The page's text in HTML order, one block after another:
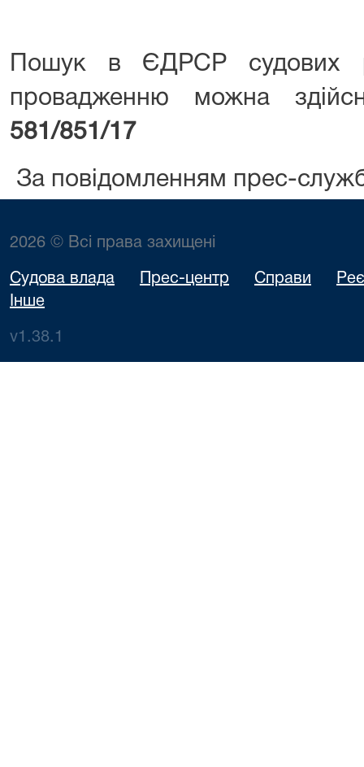
Пошук в ЄДРСР судових
провадженню можна
581/851/17
За повідомленням прес-
2026 © Всі права захищені
Судова влада Прес-центр Справи
Інше
v1.38.1